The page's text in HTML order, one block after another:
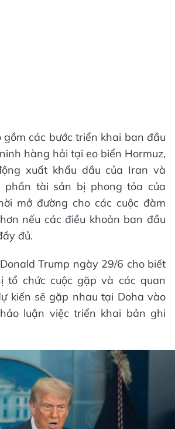
các bước triển khai ban đầu
hàng hải tại eo biển Hormuz,
xuất khẩu dầu của Iran và
phần tài sản bị phong tỏa của
mở đường cho các cuộc đàm
nếu các điều khoản ban đầu
đủ.
Trump ngày 29/6 cho biết
tổ chức cuộc gặp và các quan
kiến sẽ gặp nhau tại Doha vào
luận việc triển khai bản ghi